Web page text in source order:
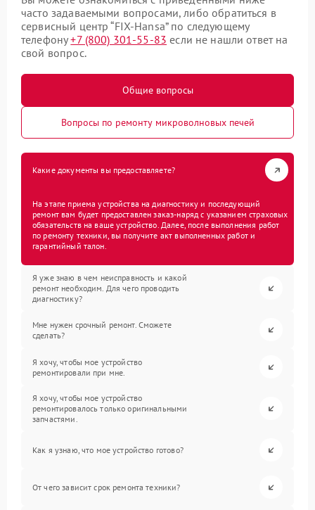
часто задаваемыми вопросами, либо обратиться в
сервисный центр “FIX-Hansa” по следующему
телефону+7 (800) 301-55-83 если не нашли ответ на
свой вопрос.
Общие вопросы
Вопросы по ремонту микроволновых печей
Какие документы вы предоставляете?
На этапе приема устройства на диагностику и последующий
ремонт вам будет предоставлен заказ-наряд с указанием страховых
обязательств на ваше устройство. Далее, после выполнения работ
по ремонту техники, вы получите акт выполненных работ и
гарантийный талон.
Я уже знаю в чем неисправность и какой
ремонт необходим. Для чего проводить
диагностику?
Мне нужен срочный ремонт. Сможете
сделать?
Я хочу, чтобы мое устройство
ремонтировали при мне.
Я хочу, чтобы мое устройство
ремонтировалось только оригинальными
запчастями.
Как я узнаю, что мое устройство готово?
От чего зависит срок ремонта техники?